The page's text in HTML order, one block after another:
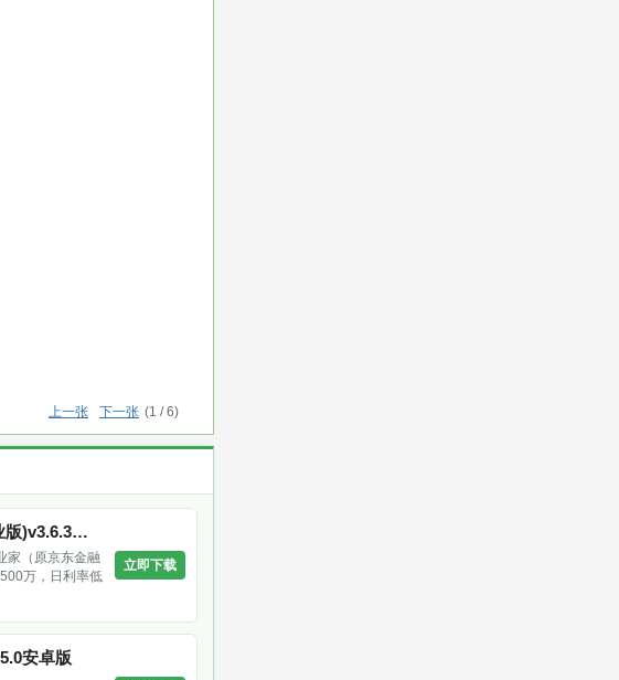
上一张 下一张 (1 /6)
东东企业家(原京东金融企业版)v3.6.3安卓版
家（原京东金融
万，日利率低
收单和福利券，
立即下载
安卓版